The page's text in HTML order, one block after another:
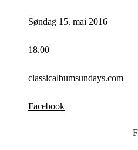
Søndag 15. mai 2016
18.00
classicalbumsundays.com
Facebook